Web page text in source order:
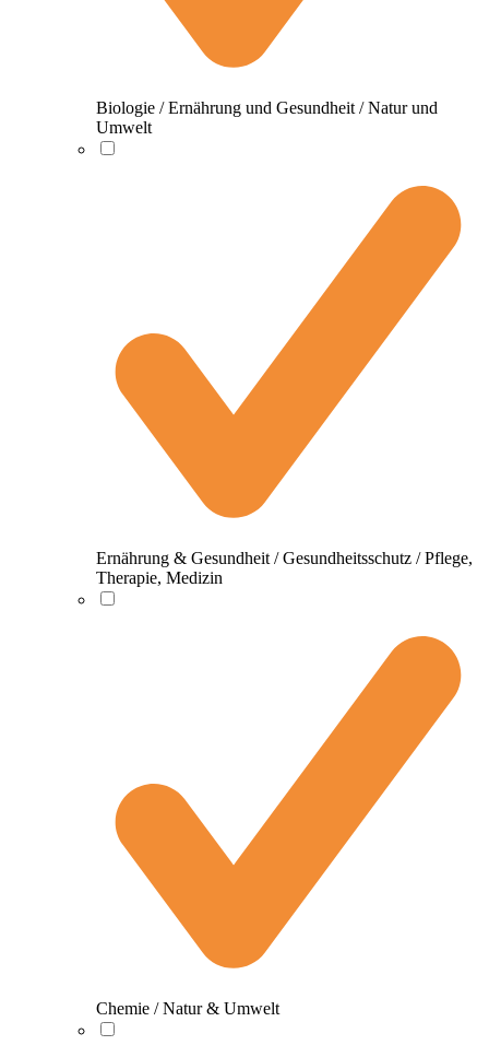
Biologie / Ernährung und Gesundheit / Natur und
Umwelt
Ernährung & Gesundheit / Gesundheitsschutz / Pflege,
Therapie, Medizin
Chemie / Natur & Umwelt